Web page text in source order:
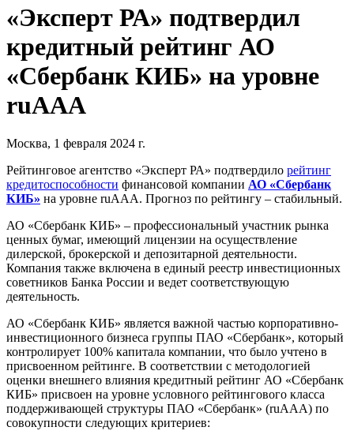
«Эксперт РА» подтвердил
кредитный рейтинг АО
«Сбербанк КИБ» на уровне
ruAAА
Москва, 1 февраля 2024 г.
Рейтинговое агентство «Эксперт РА» подтвердило рейтинг
кредитоспособности финансовой компании АО «Сбербанк
КИБ» на уровне ruAAА. Прогноз по рейтингу – стабильный.
АО «Сбербанк КИБ» – профессиональный участник рынка
ценных бумаг, имеющий лицензии на осуществление
дилерской, брокерской и депозитарной деятельности.
Компания также включена в единый реестр инвестиционных
советников Банка России и ведет соответствующую
деятельность.
АО «Сбербанк КИБ» является важной частью корпоративно-
инвестиционного бизнеса группы ПАО «Сбербанк», который
контролирует 100% капитала компании, что было учтено в
присвоенном рейтинге. В соответствии с методологией
оценки внешнего влияния кредитный рейтинг АО «Сбербанк
КИБ» присвоен на уровне условного рейтингового класса
поддерживающей структуры ПАО «Сбербанк» (ruAAА) по
совокупности следующих критериев: